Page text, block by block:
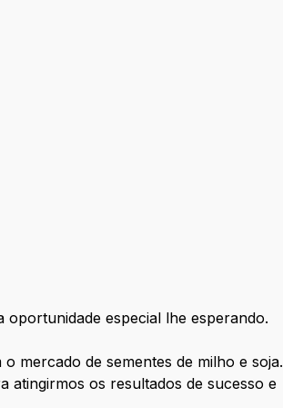
especial lhe esperando.
mercado de sementes de milho e soja.
atingirmos os resultados de sucesso e